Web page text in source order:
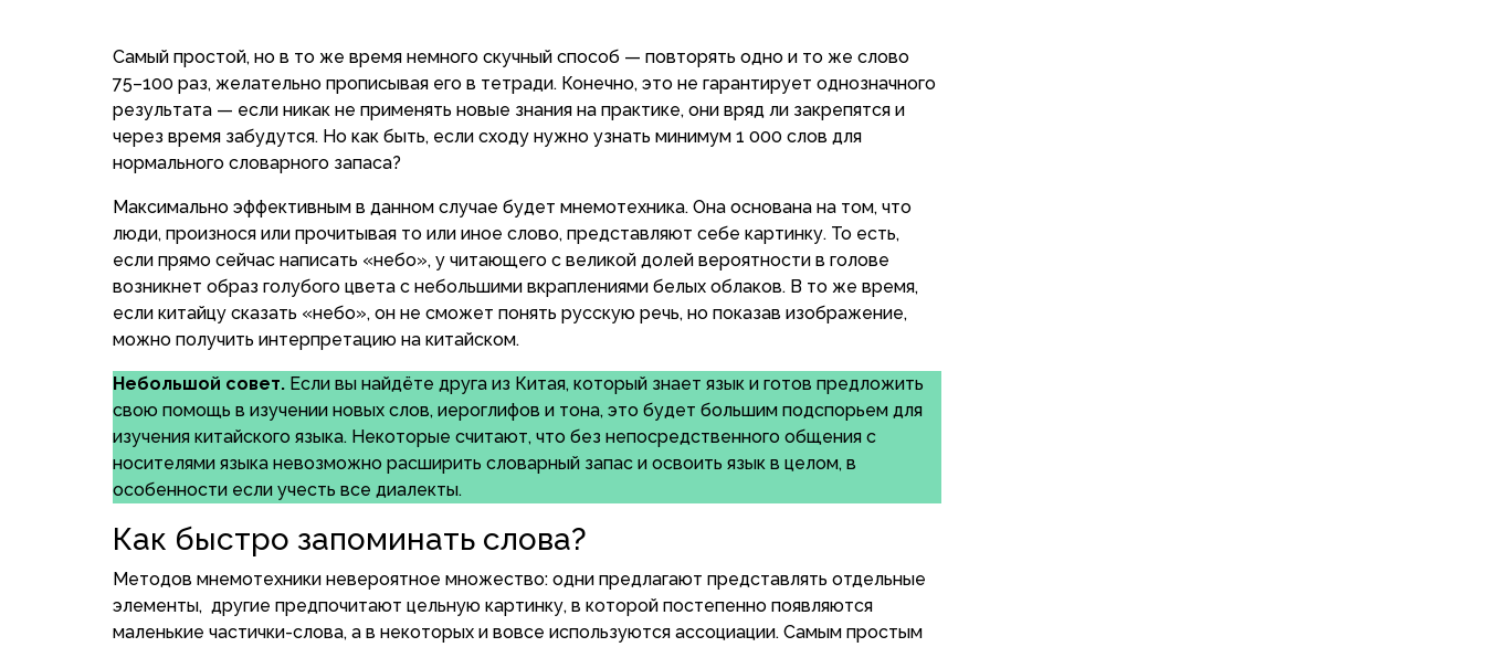
Самый простой, но в то же время немного скучный способ — повторять одно и то же слово
75–100 раз, желательно прописывая его в тетради. Конечно, это не гарантирует однозначного
результата — если никак не применять новые знания на практике, они вряд ли закрепятся и
через время забудутся. Но как быть, если сходу нужно узнать минимум 1 000 слов для
нормального словарного запаса?
Максимально эффективным в данном случае будет мнемотехника. Она основана на том, что
люди, произнося или прочитывая то или иное слово, представляют себе картинку. То есть,
если прямо сейчас написать «небо», у читающего с великой долей вероятности в голове
возникнет образ голубого цвета с небольшими вкраплениями белых облаков. В то же время,
если китайцу сказать «небо», он не сможет понять русскую речь, но показав изображение,
можно получить интерпретацию на китайском.
Небольшой совет. Если вы найдёте друга из Китая, который знает язык и готов предложить
свою помощь в изучении новых слов, иероглифов и тона, это будет большим подспорьем для
изучения китайского языка. Некоторые считают, что без непосредственного общения с
носителями языка невозможно расширить словарный запас и освоить язык в целом, в
особенности если учесть все диалекты.
Как быстро запоминать слова?
Методов мнемотехники невероятное множество: одни предлагают представлять отдельные
элементы, другие предпочитают цельную картинку, в которой постепенно появляются
маленькие частички-слова, а в некоторых и вовсе используются ассоциации. Самым простым